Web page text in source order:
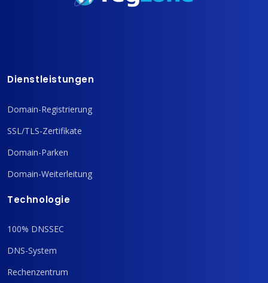
Dienstleistungen
Domain-Registrierung
SSL/TLS-Zertifikate
Domain-Parken
Domain-Weiterleitung
Technologie
100% DNSSEC
DNS-System
Rechenzentrum